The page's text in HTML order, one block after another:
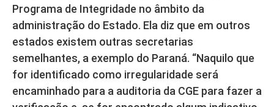
Programa de Integridade no âmbito da
administração do Estado. Ela diz que em outros
estados existem outras secretarias
semelhantes, a exemplo do Paraná. “Naquilo que
for identificado como irregularidade será
encaminhado para a auditoria da CGE para fazer a